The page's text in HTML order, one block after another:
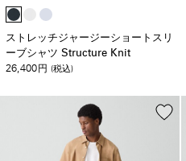
ストレッチジャージーショートスリ
ーブシャツ Structure Knit
26,400 円 (税込)